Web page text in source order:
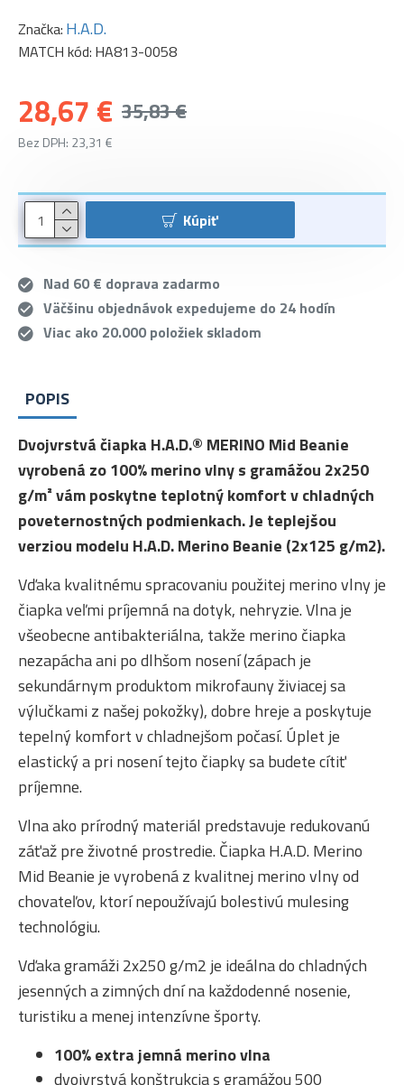
28,67 € 35,83 €
Bez DPH: 23,31 €
Značka: H.A.D.
MATCH kód: HA813-0058
Kúpiť
Nad 60 € doprava zadarmo
Väčšinu objednávok expedujeme do 24 hodín
Viac ako 20.000 položiek skladom
POPIS
Dvojvrstvá čiapka H.A.D.® MERINO Mid Beanie
vyrobená zo 100% merino vlny s gramážou 2x250
g/m² vám poskytne teplotný komfort v chladných
poveternostných podmienkach. Je teplejšou
verziou modelu H.A.D. Merino Beanie (2x125 g/m2).
Vďaka kvalitnému spracovaniu použitej merino vlny je
čiapka veľmi príjemná na dotyk, nehryzie. Vlna je
všeobecne antibakteriálna, takže merino čiapka
nezapácha ani po dlhšom nosení (zápach je
sekundárnym produktom mikrofauny živiacej sa
výlučkami z našej pokožky), dobre hreje a poskytuje
tepelný komfort v chladnejšom počasí. Úplet je
elastický a pri nosení tejto čiapky sa budete cítiť
príjemne.
Vlna ako prírodný materiál predstavuje redukovanú
záťaž pre životné prostredie. Čiapka H.A.D. Merino
Mid Beanie je vyrobená z kvalitnej merino vlny od
chovateľov, ktorí nepoužívajú bolestivú mulesing
technológiu.
Vďaka gramáži 2x250 g/m2 je ideálna do chladných
jesenných a zimných dní na každodenné nosenie,
turistiku a menej intenzívne športy.
100% extra jemná merino vlna
dvojvrstvá konštrukcia s gramážou 500